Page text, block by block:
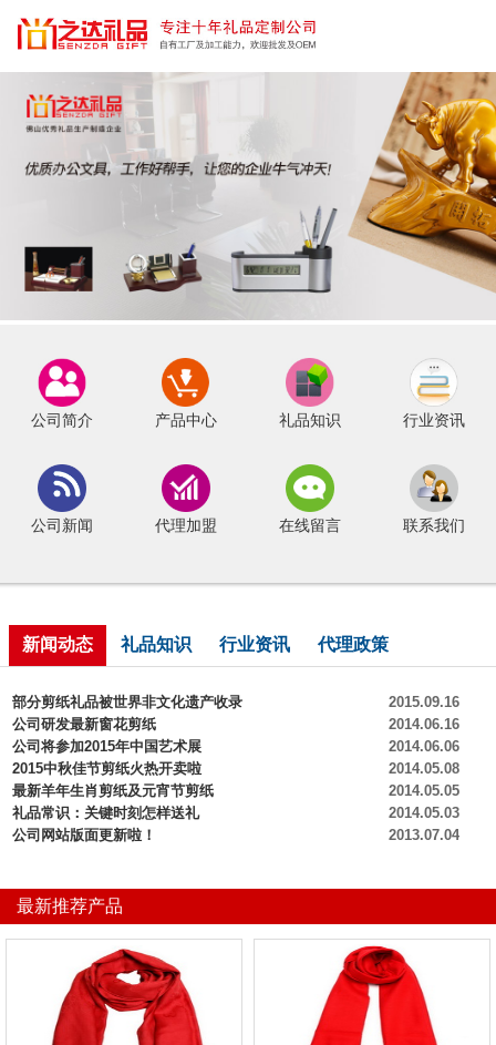
公司简介 产品中心 礼品知识 行业资讯
公司新闻 代理加盟 在线留言 联系我们
新闻动态 礼品知识 行业资讯 代理政策
部分剪纸礼品被世界非文化遗产收录
2015.09.16
公司研发最新窗花剪纸
2014.06.16
公司将参加2015年中国艺术展
2014.06.06
2015中秋佳节剪纸火热开卖啦
2014.05.08
最新羊年生肖剪纸及元宵节剪纸
2014.05.05
礼品常识：关键时刻怎样送礼
2014.05.03
公司网站版面更新啦！
2013.07.04
最新推荐产品